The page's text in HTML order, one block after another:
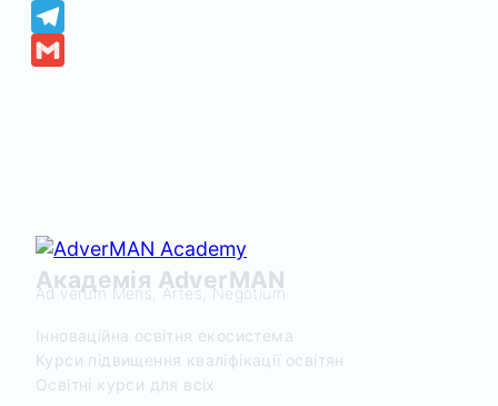
Viber
Telegram
Академія AdverMAN
Ad verum Mens, Artes, Negotium
Інноваційна освітня екосистема
Курси підвищення кваліфікації освітян
Освітні курси для всіх